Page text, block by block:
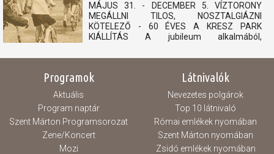
MÁJUS 31. - DECEMBER 5. VÍZTORONY
MEGÁLLNI TILOS, NOSZTALGIÁZNI
KÖTELEZŐ - 60 ÉVES A KRESZ PARK
KIÁLLÍTÁS A jubileum alkalmából,
relikviákból nyílik kiállítás, mely megidézi a 60
meg kapuit városunk egyik ikonikus kedvelt...
Programok
Aktuális
Program naptár
Szent Márton Programsorozat
Zene/Koncert
Mozi
Látnivalók
Nevezetes polgárok
Top 10 látnivaló
Római emlékek nyomában
Szent Márton nyomában
Zsidó emlékek nyomában